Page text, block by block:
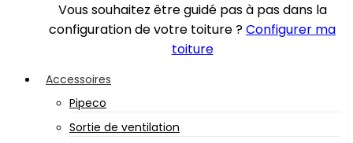
Vous souhaitez être guidé pas à pas dans la
configuration de votre toiture ?Configurer ma
toiture
Accessoires
Pipeco
Sortie de ventilation